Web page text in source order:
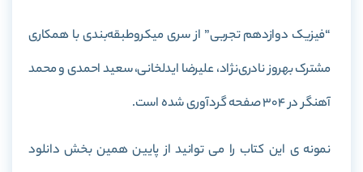
“فیزیک دوازدهم تجربی” از سری میکروطبقه‌بندی با همکاری
مشترک بهروز نادری‌نژاد، علیرضا ایدلخانی، سعید احمدی و محمد
آهنگر در 304 صفحه گردآوری شده است.
نمونه ی این کتاب را می توانید از پایین همین بخش دانلود